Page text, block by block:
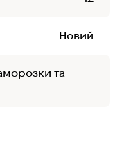
Новий
та